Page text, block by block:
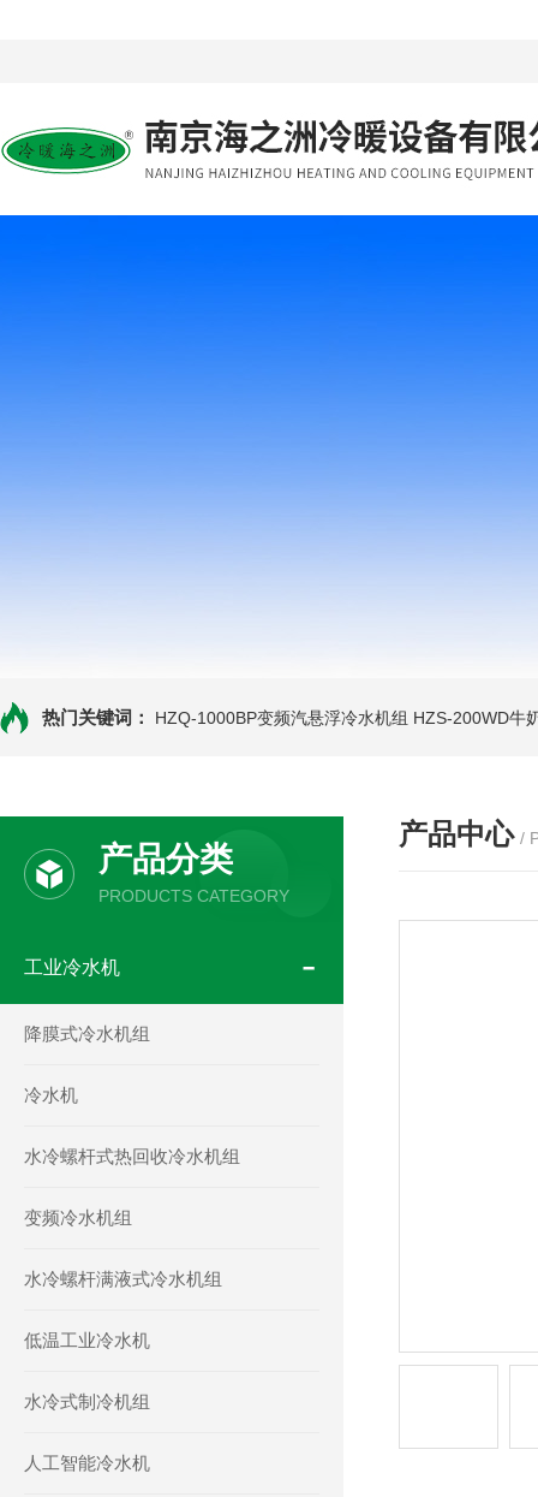
热门关键词： HZQ-1000BP变频汽悬浮冷水机组 HZS-200WD牛
产品分类
PRODUCTS CATEGORY
工业冷水机
降膜式冷水机组
冷水机
水冷螺杆式热回收冷水机组
变频冷水机组
水冷螺杆满液式冷水机组
低温工业冷水机
水冷式制冷机组
人工智能冷水机
产品中心 /